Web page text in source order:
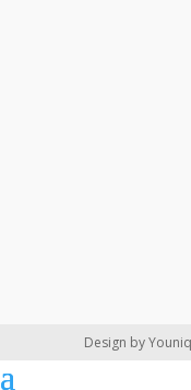
Design by